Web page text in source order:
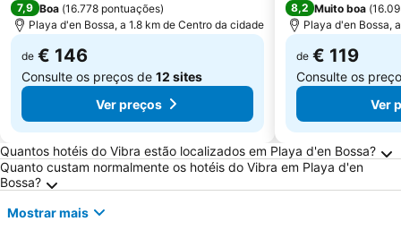
7,9 Boa (16.778 pontuações)
Playa d'en Bossa, a 1.8 km de Centro da cidade
de € 146
Consulte os preços de 12 sites
Ver preços
8,2 Muito boa (
Playa d'en Bossa,
de € 119
Consulte os
Ver
Perguntas Frequentes sobre Playa d'en Bossa
Quantos hotéis do Vibra estão localizados em Playa d'en Bossa?
Quanto custam normalmente os hotéis do Vibra em Playa d'en
Bossa?
Mostrar mais